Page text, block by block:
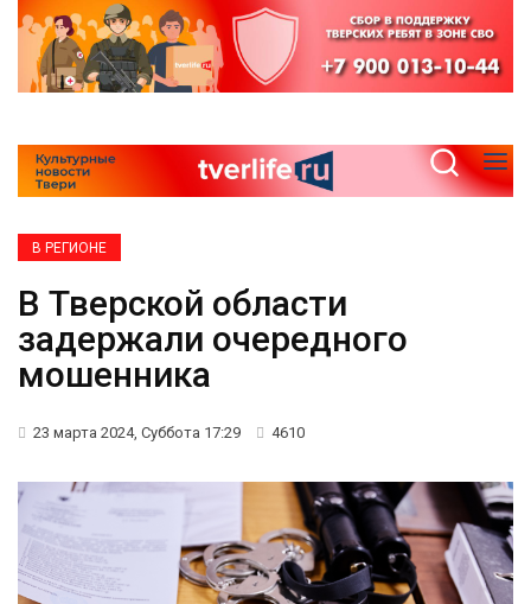
В РЕГИОНЕ
В Тверской области
задержали очередного
мошенника
23 марта 2024, Суббота 17:29 4610